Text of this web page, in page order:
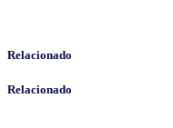
Relacionado
Relacionado